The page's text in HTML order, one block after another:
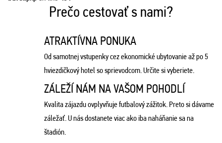
Prečo cestovať s nami?
ATRAKTÍVNA PONUKA
Od samotnej vstupenky cez ekonomické ubytovanie až po 5
hviezdičkový hotel so sprievodcom. Určite si vyberiete.
ZÁLEŽÍ NÁM NA VAŠOM POHODLÍ
Kvalita zájazdu ovplyvňuje futbalový zážitok. Preto si dávame
záležať. U nás dostanete viac ako iba naháňanie sa na
štadión.